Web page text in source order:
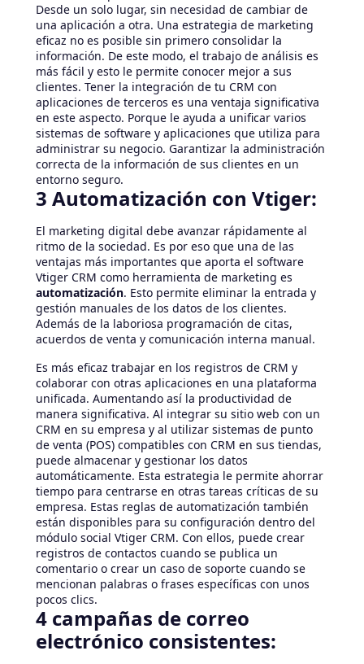
Desde un solo lugar, sin necesidad de cambiar de
una aplicación a otra. Una estrategia de marketing
eficaz no es posible sin primero consolidar la
información. De este modo, el trabajo de análisis es
más fácil y esto le permite conocer mejor a sus
clientes. Tener la integración de tu CRM con
aplicaciones de terceros es una ventaja significativa
en este aspecto. Porque le ayuda a unificar varios
sistemas de software y aplicaciones que utiliza para
administrar su negocio. Garantizar la administración
correcta de la información de sus clientes en un
entorno seguro.
3 Automatización con Vtiger:
El marketing digital debe avanzar rápidamente al
ritmo de la sociedad. Es por eso que una de las
ventajas más importantes que aporta el software
Vtiger CRM como herramienta de marketing es
automatización. Esto permite eliminar la entrada y
gestión manuales de los datos de los clientes.
Además de la laboriosa programación de citas,
acuerdos de venta y comunicación interna manual.
Es más eficaz trabajar en los registros de CRM y
colaborar con otras aplicaciones en una plataforma
unificada. Aumentando así la productividad de
manera significativa. Al integrar su sitio web con un
CRM en su empresa y al utilizar sistemas de punto
de venta (POS) compatibles con CRM en sus tiendas,
puede almacenar y gestionar los datos
automáticamente. Esta estrategia le permite ahorrar
tiempo para centrarse en otras tareas críticas de su
empresa. Estas reglas de automatización también
están disponibles para su configuración dentro del
módulo social Vtiger CRM. Con ellos, puede crear
registros de contactos cuando se publica un
comentario o crear un caso de soporte cuando se
mencionan palabras o frases específicas con unos
pocos clics.
4 campañas de correo
electrónico consistentes: